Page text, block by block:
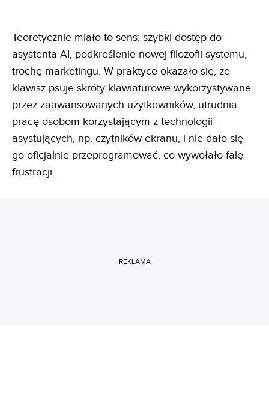
Teoretycznie miało to sens: szybki dostęp do
asystenta AI, podkreślenie nowej filozofii systemu,
trochę marketingu. W praktyce okazało się, że
klawisz psuje skróty klawiaturowe wykorzystywane
przez zaawansowanych użytkowników, utrudnia
pracę osobom korzystającym z technologii
asystujących, np. czytników ekranu, i nie dało się
go oficjalnie przeprogramować, co wywołało falę
frustracji.
REKLAMA